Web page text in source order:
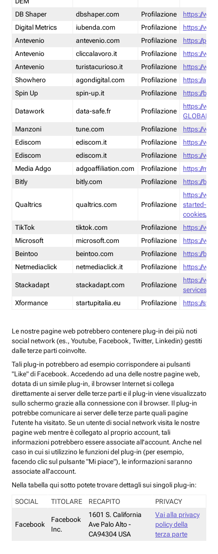
DB Shaper
dbshaper.com Profilazione
https://
Digital Metrics
iubenda.com Profilazione
https://
Antevenio
antevenio.com Profilazione
https://
Antevenio
cliccalavoro.it Profilazione
https://
Antevenio
turistacurioso.it Profilazione
https://
Showhero
agondigital.com Profilazione
https://
Spin Up
spin-up.it Profilazione https://
Datawork data-safe.fr Profilazione
https://
GLOBAL-
Manzoni
tune.com Profilazione
https://
Ediscom
ediscom.it Profilazione
https://
Ediscom
ediscom.it Profilazione
https://
Media Adgo
adgoaffiliation.com Profilazione
https://
Bitly
bitly.com Profilazione https://
Qualtrics qualtrics.com Profilazione
https://
started-
cookies/
TikTok
tiktok.com Profilazione
https://
Microsoft
microsoft.com Profilazione
https://
Beintoo
beintoo.com Profilazione
https://
Netmediaclick
netmediaclick.it Profilazione https://
Stackadapt stackadapt.com Profilazione
https://
services-
Xformance
startupitalia.eu Profilazione https://
Le nostre pagine web potrebbero contenere plug-in dei più noti
social network (es., Youtube, Facebook, Twitter, Linkedin) gestiti
dalle terze parti coinvolte.
Tali plug-in potrebbero ad esempio corrispondere ai pulsanti
"Like" di Facebook. Accedendo ad una delle nostre pagine web,
dotata di un simile plug-in, il browser Internet si collega
direttamente ai server delle terze parti e il plug-in viene visualizzato
sullo schermo grazie alla connessione con il browser. Il plug-in
potrebbe comunicare ai server delle terze parte quali pagine
l'utente ha visitato. Se un utente di social network visita le nostre
pagine web mentre è collegato al proprio account, tali
informazioni potrebbero essere associate all'account. Anche nel
caso in cui si utilizzino le funzioni del plug-in (per esempio,
facendo clic sul pulsante "Mi piace"), le informazioni saranno
associate all'account.
Nella tabella qui sotto potete trovare dettagli sui singoli plug-in:
SOCIAL TITOLARE RECAPITO PRIVACY
Facebook
Facebook
Inc.
1601 S. California
Ave Palo Alto -
CA94304 USA
Vai alla privacy
policy della
terza parte